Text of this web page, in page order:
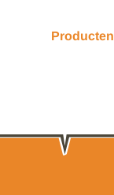
Producten